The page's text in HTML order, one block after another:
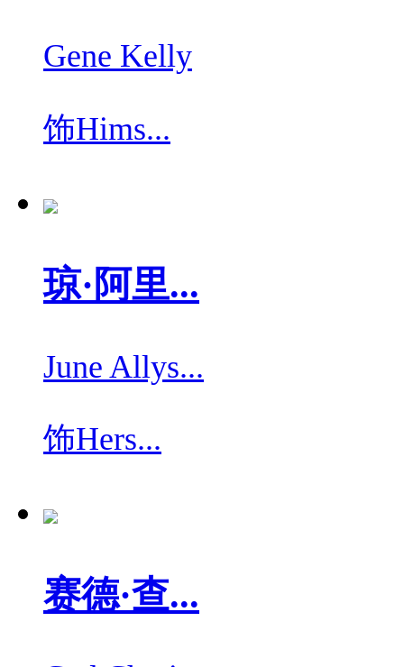
Gene Kelly
饰Hims...
琼·阿里...
June Allys...
饰Hers...
赛德·查...